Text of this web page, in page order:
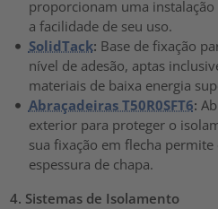
proporcionam uma
a facilidade de seu uso.
SolidTack: Base de fixação
nível de adesão, aptas
materiais de baixa energia
Abraçadeiras T50R0SFT6:
exterior para proteger o
sua fixação em flecha
espessura de chapa.
4. Sistemas de Isolamento